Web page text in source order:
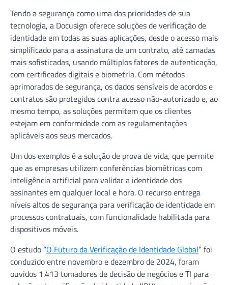
Tendo a segurança como uma das prioridades de sua
tecnologia, a Docusign oferece soluções de verificação de
identidade em todas as suas aplicações, desde o acesso mais
simplificado para a assinatura de um contrato, até camadas
mais sofisticadas, usando múltiplos fatores de autenticação,
com certificados digitais e biometria. Com métodos
aprimorados de segurança, os dados sensíveis de acordos e
contratos são protegidos contra acesso não-autorizado e, ao
mesmo tempo, as soluções permitem que os clientes
estejam em conformidade com as regulamentações
aplicáveis aos seus mercados.
Um dos exemplos é a solução de prova de vida, que permite
que as empresas utilizem conferências biométricas com
inteligência artificial para validar a identidade dos
assinantes em qualquer local e hora. O recurso entrega
níveis altos de segurança para verificação de identidade em
processos contratuais, com funcionalidade habilitada para
dispositivos móveis.
O estudo “O Futuro da Verificação de Identidade Global” foi
conduzido entre novembro e dezembro de 2024, foram
ouvidos 1.413 tomadores de decisão de negócios e TI para